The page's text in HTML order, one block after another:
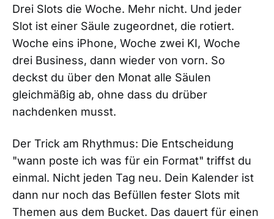
Drei Slots die Woche. Mehr nicht. Und jeder
Slot ist einer Säule zugeordnet, die rotiert.
Woche eins iPhone, Woche zwei KI, Woche
drei Business, dann wieder von vorn. So
deckst du über den Monat alle Säulen
gleichmäßig ab, ohne dass du drüber
nachdenken musst.
Der Trick am Rhythmus: Die Entscheidung
"wann poste ich was für ein Format" triffst du
einmal. Nicht jeden Tag neu. Dein Kalender ist
dann nur noch das Befüllen fester Slots mit
Themen aus dem Bucket. Das dauert für einen